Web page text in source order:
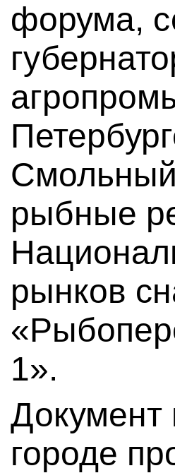
форума,
рыбные
рынков
1».
Документ
городе